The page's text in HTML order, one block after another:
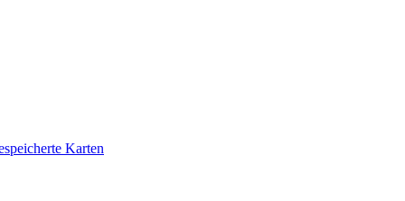
Karten